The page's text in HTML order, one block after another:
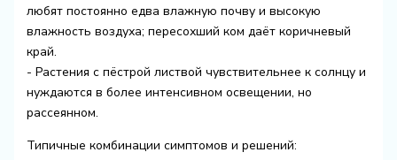
любят постоянно едва влажную почву и высокую
влажность воздуха; пересохший ком даёт коричневый
край.
- Растения с пёстрой листвой чувствительнее к солнцу и
нуждаются в более интенсивном освещении, но
рассеянном.
Типичные комбинации симптомов и решений: